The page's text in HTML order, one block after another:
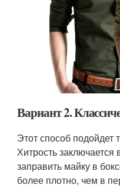
Вариант 2.
Этот способ подойдет
Хитрость
заправить майку в
более плотно, чем в